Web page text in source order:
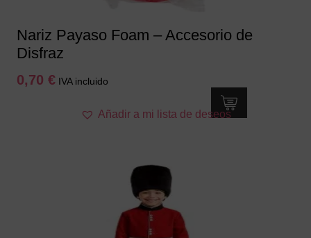
Nariz Payaso Foam – Accesorio de
Disfraz
0,70 € IVA incluido
Añadir a mi lista de deseos